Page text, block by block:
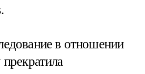
в отношении